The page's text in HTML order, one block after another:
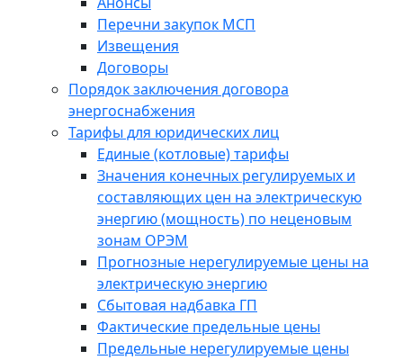
Перечни закупок МСП
Извещения
Договоры
Порядок заключения договора
энергоснабжения
Тарифы для юридических лиц
Единые (котловые) тарифы
Значения конечных регулируемых и
составляющих цен на электрическую
энергию (мощность) по неценовым
зонам ОРЭМ
Прогнозные нерегулируемые цены на
электрическую энергию
Сбытовая надбавка ГП
Фактические предельные цены
Предельные нерегулируемые цены